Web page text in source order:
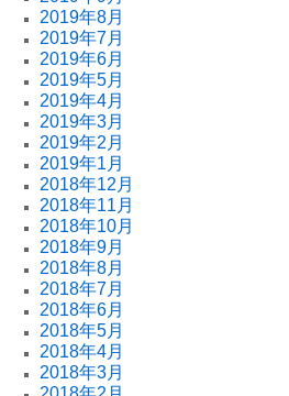
2019年8月
2019年7月
2019年6月
2019年5月
2019年4月
2019年3月
2019年2月
2019年1月
2018年12月
2018年11月
2018年10月
2018年9月
2018年8月
2018年7月
2018年6月
2018年5月
2018年4月
2018年3月